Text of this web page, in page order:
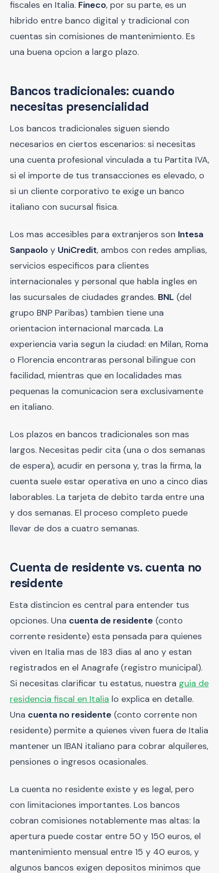
fiscales en Italia. Fineco, por su parte, es un
hibrido entre banco digital y tradicional con
cuentas sin comisiones de mantenimiento. Es
una buena opcion a largo plazo.
Bancos tradicionales: cuando
necesitas presencialidad
Los bancos tradicionales siguen siendo
necesarios en ciertos escenarios: si necesitas
una cuenta profesional vinculada a tu Partita IVA,
si el importe de tus transacciones es elevado, o
si un cliente corporativo te exige un banco
italiano con sucursal fisica.
Los mas accesibles para extranjeros son Intesa
Sanpaolo y UniCredit, ambos con redes amplias,
servicios especificos para clientes
internacionales y personal que habla ingles en
las sucursales de ciudades grandes. BNL (del
grupo BNP Paribas) tambien tiene una
orientacion internacional marcada. La
experiencia varia segun la ciudad: en Milan, Roma
o Florencia encontraras personal bilingue con
facilidad, mientras que en localidades mas
pequenas la comunicacion sera exclusivamente
en italiano.
Los plazos en bancos tradicionales son mas
largos. Necesitas pedir cita (una o dos semanas
de espera), acudir en persona y, tras la firma, la
cuenta suele estar operativa en uno a cinco dias
laborables. La tarjeta de debito tarda entre una
y dos semanas. El proceso completo puede
llevar de dos a cuatro semanas.
Cuenta de residente vs. cuenta no
residente
Esta distincion es central para entender tus
opciones. Una cuenta de residente (conto
corrente residente) esta pensada para quienes
viven en Italia mas de 183 dias al ano y estan
registrados en el Anagrafe (registro municipal).
Si necesitas clarificar tu estatus, nuestra guia de
residencia fiscal en Italia lo explica en detalle.
Una cuenta no residente (conto corrente non
residente) permite a quienes viven fuera de Italia
mantener un IBAN italiano para cobrar alquileres,
pensiones o ingresos ocasionales.
La cuenta no residente existe y es legal, pero
con limitaciones importantes. Los bancos
cobran comisiones notablemente mas altas: la
apertura puede costar entre 50 y 150 euros, el
mantenimiento mensual entre 15 y 40 euros, y
algunos bancos exigen depositos minimos que